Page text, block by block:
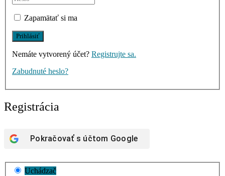
Zapamätať si ma
Nemáte vytvorený účet? Registrujte sa.
Zabudnuté heslo?
Registrácia
Pokračovať s účtom Google
Uchádzač